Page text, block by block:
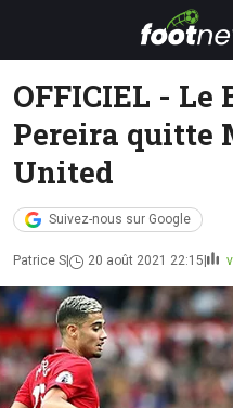
OFFICIEL -
Pereira quitte
United
Suivez-nous sur Google
Patrice S 20 août 2021 22:15